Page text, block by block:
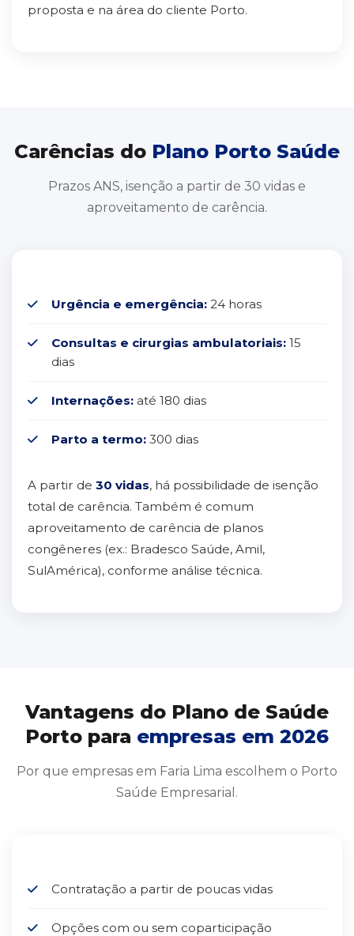
proposta e na área do cliente Porto.
Carências do Plano Porto Saúde
Prazos ANS, isenção a partir de 30 vidas e
aproveitamento de carência.
Urgência e emergência: 24 horas
Consultas e cirurgias ambulatoriais: 15
dias
Internações: até 180 dias
Parto a termo: 300 dias
A partir de 30 vidas, há possibilidade de isenção
total de carência. Também é comum
aproveitamento de carência de planos
congêneres (ex.: Bradesco Saúde, Amil,
SulAmérica), conforme análise técnica.
Vantagens do Plano de Saúde
Porto para empresas em 2026
Por que empresas em Faria Lima escolhem o Porto
Saúde Empresarial.
Contratação a partir de poucas vidas
Opções com ou sem coparticipação